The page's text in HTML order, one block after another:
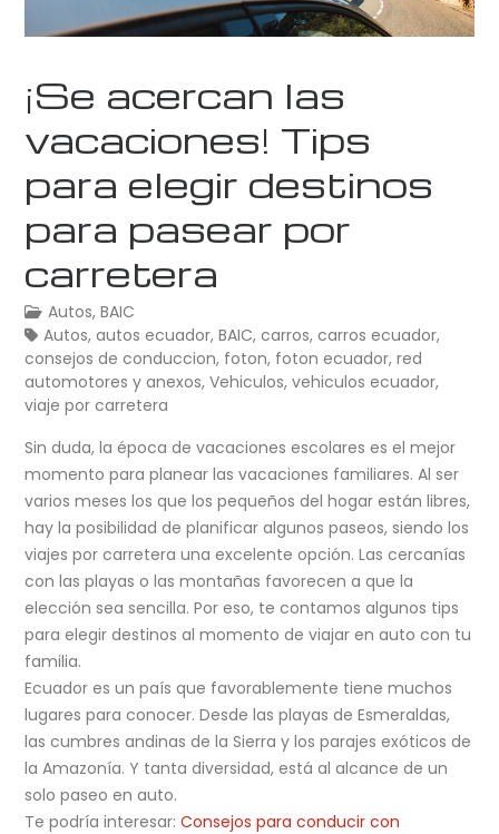
¡Se acercan las
vacaciones! Tips
para elegir destinos
para pasear por
carretera
Autos,BAIC
Autos,autos ecuador,BAIC,carros,carros ecuador,
consejos de conduccion, foton, foton ecuador,red
automotores y anexos,Vehiculos,vehiculos ecuador,
viaje por carretera
Sin duda, la época de vacaciones escolares es el mejor
momento para planear las vacaciones familiares. Al ser
varios meses los que los pequeños del hogar están libres,
hay la posibilidad de planificar algunos paseos, siendo los
viajes por carretera una excelente opción. Las cercanías
con las playas o las montañas favorecen a que la
elección sea sencilla. Por eso, te contamos algunos tips
para elegir destinos al momento de viajar en auto con tu
familia.
Ecuador es un país que favorablemente tiene muchos
lugares para conocer. Desde las playas de Esmeraldas,
las cumbres andinas de la Sierra y los parajes exóticos de
la Amazonía. Y tanta diversidad, está al alcance de un
solo paseo en auto.
Te podría interesar:Consejos para conducir con